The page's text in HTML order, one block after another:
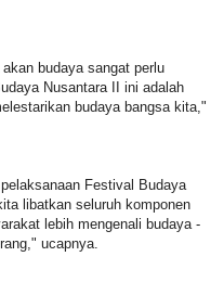
budaya sangat perlu
Nusantara II ini adalah
budaya bangsa kita,"
Festival Budaya
libatkan seluruh komponen
lebih mengenali budaya -
ucapnya.